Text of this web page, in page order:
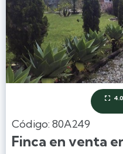

Código: 80A249
Finca en venta